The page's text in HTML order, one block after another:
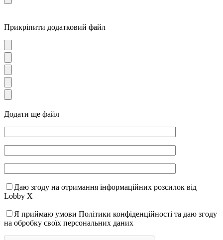
Прикріпити додатковий файл
Додати ще файл
Даю згоду на отримання інформаційних розсилок від
Lobby X
Я приймаю умови Політики конфіденційності та даю згоду
на обробку своїх персональних даних